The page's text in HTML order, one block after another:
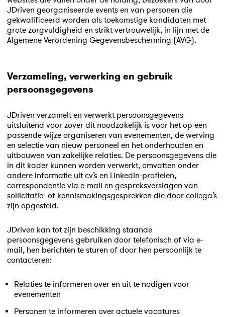
JDriven georganiseerde events en van personen die
gekwalificeerd worden als toekomstige kandidaten met
grote zorgvuldigheid en strikt vertrouwelijk, in lijn met de
Algemene Verordening Gegevensbescherming (AVG).
Verzameling, verwerking en gebruik
persoonsgegevens
JDriven verzamelt en verwerkt persoonsgegevens
uitsluitend voor zover dit noodzakelijk is voor het op een
passende wijze organiseren van evenementen, de werving
en selectie van nieuw personeel en het onderhouden en
uitbouwen van zakelijke relaties. De persoonsgegevens die
in dit kader kunnen worden verwerkt, omvatten onder
andere informatie uit cv’s en LinkedIn-profielen,
correspondentie via e-mail en gespreksverslagen van
sollicitatie- of kennismakingsgesprekken die door collega’s
zijn opgesteld.
JDriven kan tot zijn beschikking staande
persoonsgegevens gebruiken door telefonisch of via e-
mail, hen berichten te sturen of door hen persoonlijk te
contacteren:
Relaties te informeren over en uit te nodigen voor
evenementen
Personen te informeren over actuele vacatures